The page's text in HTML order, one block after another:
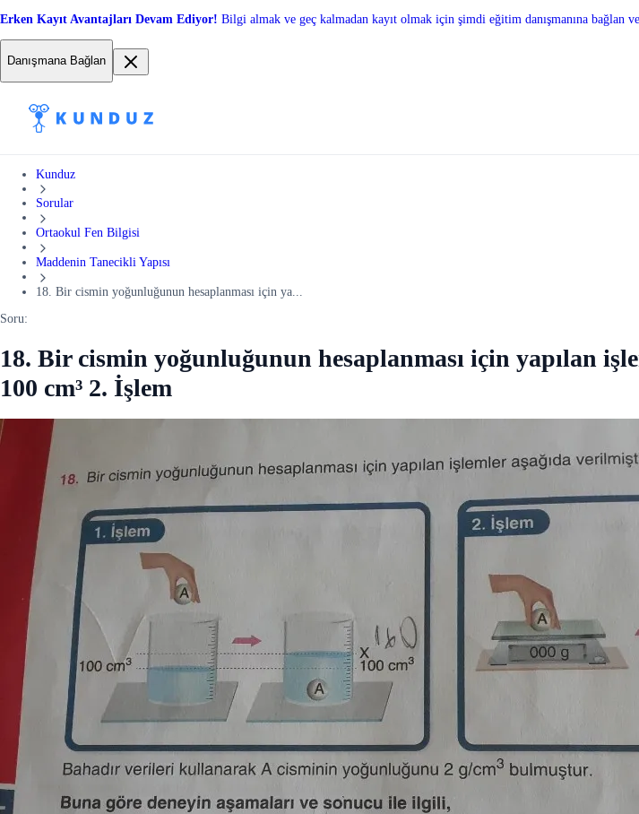
Erken Kayıt Avantajları Devam Ediyor! Bilgi almak ve geç kalmadan kayıt olmak için şimdi eğitim danışmanına bağlan
Danışmana Bağlan
Kunduz
Sorular
Ortaokul Fen Bilgisi
Maddenin Tanecikli Yapısı
18. Bir cismin yoğunluğunun hesaplanması için ya...
Soru:
18. Bir cismin yoğunluğunun hesaplanması için yapılan
100 cm³ 2. İşlem